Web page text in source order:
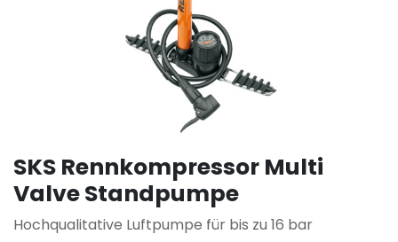
SKS Rennkompressor Multi
Valve Standpumpe
Hochqualitative Luftpumpe für bis zu 16 bar